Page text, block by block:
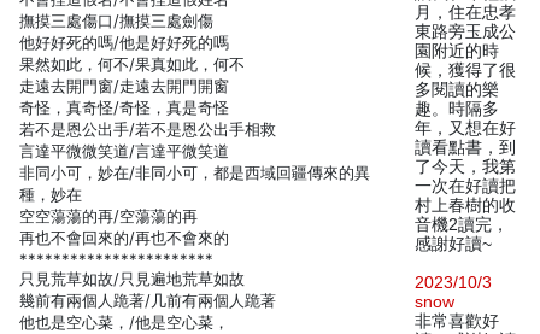
撫摸三處傷口/撫摸三處劍傷
他好好死的嗎/他是好好死的嗎
果然如此，何不/果真如此，何不
走遠去開門窗/走遠去開門開窗
奇怪，真奇怪/奇怪，真是奇怪
若不是恩公出手/若不是恩公出手相救
言達平微微笑道/言達平微笑道
非同小可，妙在/非同小可，都是西域回疆傳來的異
種，妙在
空空蕩蕩的再/空蕩蕩的再
再也不會回來的/再也不會來的
***********************
只見荒草如故/只見遍地荒草如故
幾前有兩個人跪著/几前有兩個人跪著
他也是空心菜，/他是空心菜，
月，住在忠孝
東路旁玉成公
園附近的時
候，獲得了很
多閱讀的樂
趣。時隔多
年，又想在好
讀看點書，到
了今天，我第
一次在好讀把
村上春樹的收
音機2讀完，
感謝好讀~
2023/10/3
snow
非常喜歡好